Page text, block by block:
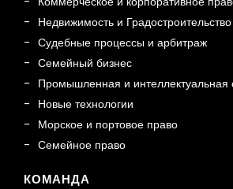
Недвижимость и Градостроительство
Судебные процессы и арбитраж
Семейный бизнес
Промышленная и интеллектуальная
Новые технологии
Морское и портовое право
Семейное право
КОМАНДА